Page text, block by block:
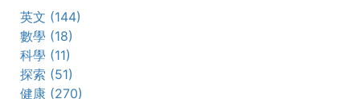
英文 (144)
數學 (18)
科學 (11)
探索 (51)
健康 (270)